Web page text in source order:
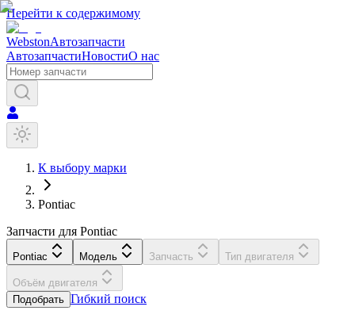
Перейти к содержимому
WebstonАвтозапчасти
АвтозапчастиНовостиО нас
К выбору марки
Pontiac
Запчасти для Pontiac
Pontiac Модель Запчасть Тип двигателя
Объём двигателя
Подобрать Гибкий поиск